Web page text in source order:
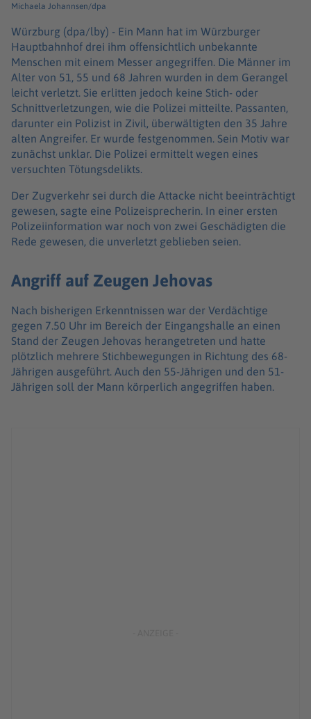
Michaela Johannsen/dpa
Würzburg (dpa/lby) - Ein Mann hat im Würzburger
Hauptbahnhof drei ihm offensichtlich unbekannte
Menschen mit einem Messer angegriffen. Die Männer im
Alter von 51, 55 und 68 Jahren wurden in dem Gerangel
leicht verletzt. Sie erlitten jedoch keine Stich- oder
Schnittverletzungen, wie die Polizei mitteilte. Passanten,
darunter ein Polizist in Zivil, überwältigten den 35 Jahre
alten Angreifer. Er wurde festgenommen. Sein Motiv war
zunächst unklar. Die Polizei ermittelt wegen eines
versuchten Tötungsdelikts.
Der Zugverkehr sei durch die Attacke nicht beeinträchtigt
gewesen, sagte eine Polizeisprecherin. In einer ersten
Polizeiinformation war noch von zwei Geschädigten die
Rede gewesen, die unverletzt geblieben seien.
Angriff auf Zeugen Jehovas
Nach bisherigen Erkenntnissen war der Verdächtige
gegen 7.50 Uhr im Bereich der Eingangshalle an einen
Stand der Zeugen Jehovas herangetreten und hatte
plötzlich mehrere Stichbewegungen in Richtung des 68-
Jährigen ausgeführt. Auch den 55-Jährigen und den 51-
Jährigen soll der Mann körperlich angegriffen haben.